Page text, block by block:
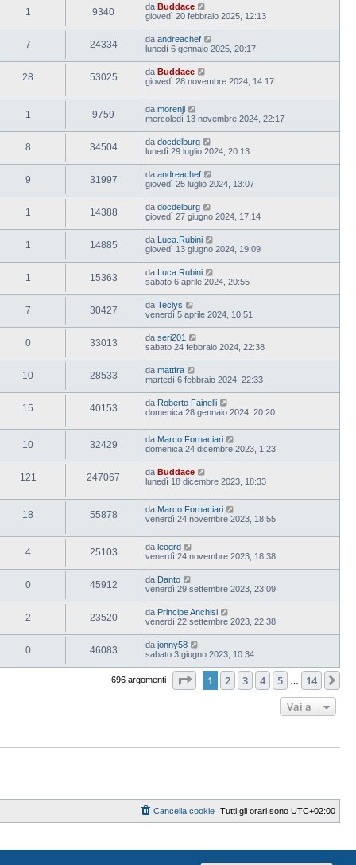
1 9340 da Buddace
giovedì 20 febbraio 2025, 12:13
7 24334 da andreachef
lunedì 6 gennaio 2025, 20:17
28 53025 da Buddace
giovedì 28 novembre 2024, 14:17
1 9759 da morenji
mercoledì 13 novembre 2024, 22:17
8 34504 da docdelburg
lunedì 29 luglio 2024, 20:13
9 31997 da andreachef
giovedì 25 luglio 2024, 13:07
1 14388 da docdelburg
giovedì 27 giugno 2024, 17:14
1 14885 da Luca.Rubini
giovedì 13 giugno 2024, 19:09
1 15363 da Luca.Rubini
sabato 6 aprile 2024, 20:55
7 30427 da Teclys
venerdì 5 aprile 2024, 10:51
0 33013 da seri201
sabato 24 febbraio 2024, 22:38
10 28533 da mattfra
martedì 6 febbraio 2024, 22:33
15 40153 da Roberto Fainelli
domenica 28 gennaio 2024, 20:20
10 32429 da Marco Fornaciari
domenica 24 dicembre 2023, 1:23
121 247067 da Buddace
lunedì 18 dicembre 2023, 18:33
18 55878 da Marco Fornaciari
venerdì 24 novembre 2023, 18:55
4 25103 da leogrd
venerdì 24 novembre 2023, 18:38
0 45912 da Danto
venerdì 29 settembre 2023, 23:09
2 23520 da Principe Anchisi
venerdì 22 settembre 2023, 22:38
0 46083 da jonny58
sabato 3 giugno 2023, 10:34
696 argomenti Pagina1 di
1 2 3 4 5 14
Vai a
Tutti gli orari sono UTC+02:00
Cancella cookie